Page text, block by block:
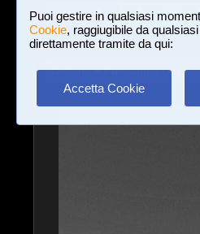
Puoi gestire in qualsiasi
Cookie, raggiugibile da
direttamente tramite da qui:
Accetta Cookie
Login Iscriviti a
Gallerie»Paesaggio con